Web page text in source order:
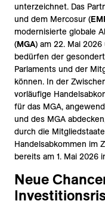
unterzeichnet. Das
und dem Mercosur (
modernisierte globale
(MGA) am 22. Mai
bedürfen der
Parlaments und der
können. In der
vorläufige
für das MGA,
und des MGA
durch die
Handelsabkommen im
bereits am 1. Mai 2026
Neue